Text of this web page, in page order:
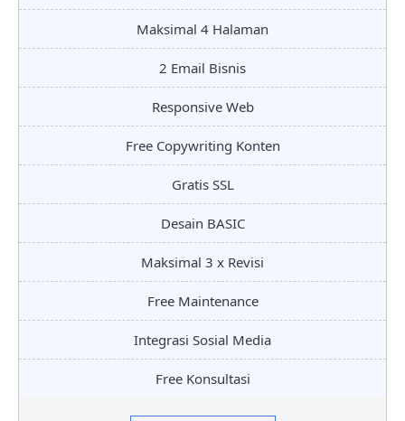
Maksimal 4 Halaman
2 Email Bisnis
Responsive Web
Free Copywriting Konten
Gratis SSL
Desain BASIC
Maksimal 3 x Revisi
Free Maintenance
Integrasi Sosial Media
Free Konsultasi